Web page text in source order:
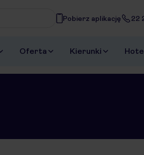
szukasz
Pobierz aplikację 22
Oferta Kierunki